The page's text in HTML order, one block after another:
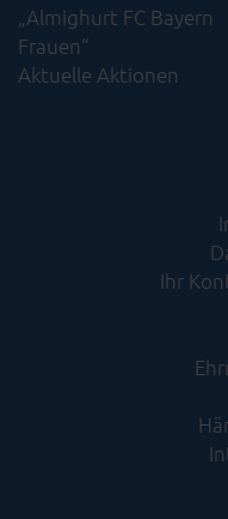
„Almighurt FC Bayern
Frauen“
Aktuelle Aktionen
Ihr